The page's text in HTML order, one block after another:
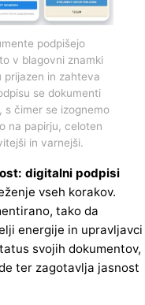
podpišejo
v blagovni znamki
prijazen in zahteva
se dokumenti
s čimer se izognemo
na papirju, celoten
in varnejši.
digitalni podpisi
vseh korakov.
tako da
energije in upravljavci
svojih dokumentov,
ter zagotavlja jasnost